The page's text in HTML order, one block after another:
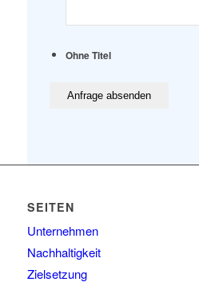
Ohne Titel
SEITEN
Unternehmen
Nachhaltigkeit
Zielsetzung